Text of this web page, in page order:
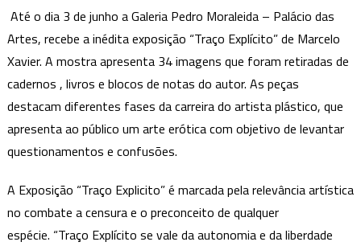
“Traço
Explícito”
de
Marcelo
Xavier
Até o dia 3 de junho a Galeria Pedro Moraleida – Palácio das
Artes, recebe a inédita exposição “Traço Explícito” de Marcelo
Xavier. A mostra apresenta 34 imagens que foram retiradas de
cadernos , livros e blocos de notas do autor. As peças
destacam diferentes fases da carreira do artista plástico, que
apresenta ao público um arte erótica com objetivo de levantar
questionamentos e confusões.
A Exposição “Traço Explicito” é marcada pela relevância artística
no combate a censura e o preconceito de qualquer
espécie. “Traço Explícito se vale da autonomia e da liberdade